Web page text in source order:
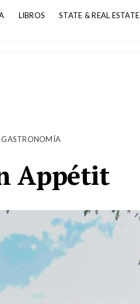
LIBROS STATE & REAL ESTATE
GASTRONOMÍA
Appétit